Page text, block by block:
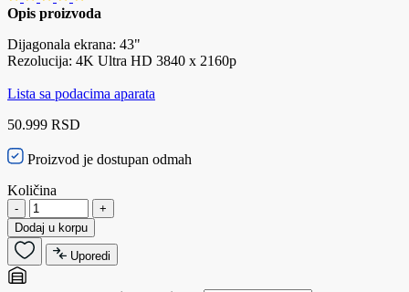
Opis proizvoda
Dijagonala ekrana: 43"
Rezolucija: 4K Ultra HD 3840 x 2160p
Lista sa podacima aparata
50.999 RSD
Proizvod je dostupan odmah
Količina
-
+
Dodaj u korpu
Uporedi